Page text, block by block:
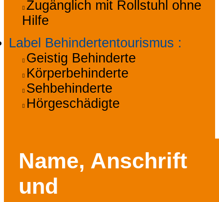
Zugänglich mit Rollstuhl ohne
Hilfe
Label Behindertentourismus :
Geistig Behinderte
Körperbehinderte
Sehbehinderte
Hörgeschädigte
Name, Anschrift
und